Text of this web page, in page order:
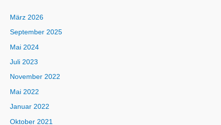
März 2026
September 2025
Mai 2024
Juli 2023
November 2022
Mai 2022
Januar 2022
Oktober 2021